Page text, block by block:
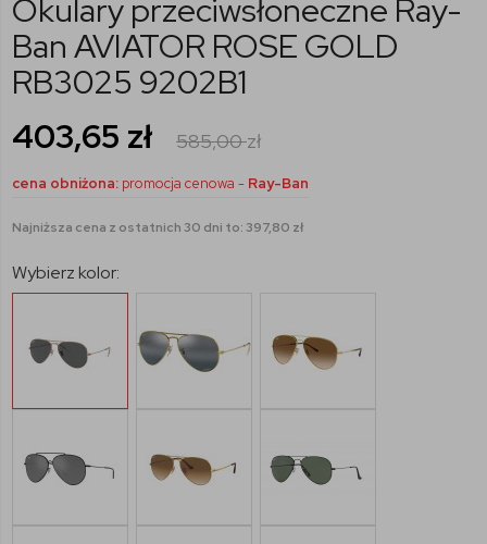
Okulary przeciwsłoneczne Ray-
Ban AVIATOR ROSE GOLD
RB3025 9202B1
403,65 zł 585,00zł
cena obniżona: promocja cenowa - Ray-Ban
Najniższa cena z ostatnich 30 dni to: 397,80 zł
Wybierz kolor: